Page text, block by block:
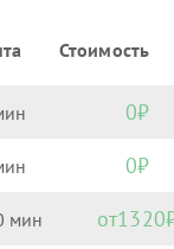
Стоимость
0
0
1320